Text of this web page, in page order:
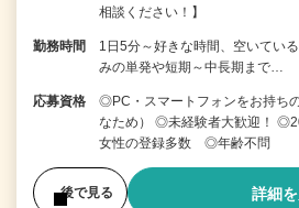
相談ください！】
勤務時間
1日5分～好きな時間、空いてい
みの単発や短期～中長期まで…
応募資格
◎PC・スマートフォンをお持ち
なため） ◎未経験者大歓迎！
女性の登録多数 ◎年齢不問
後で見る 詳細